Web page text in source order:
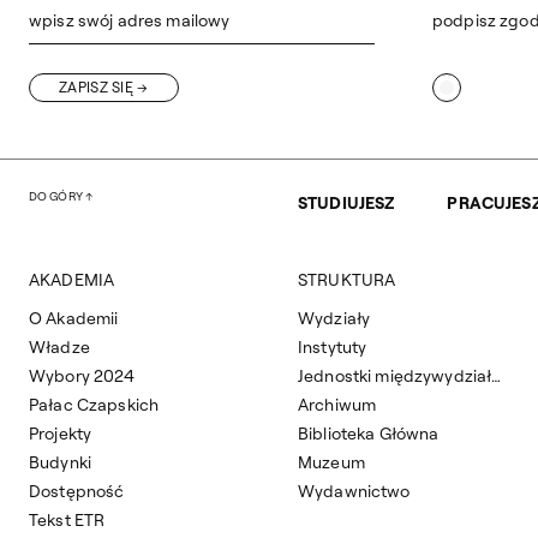
wpisz swój adres mailowy podpisz
ZAPISZ SIĘ
DO GÓRY STUDIUJESZ
AKADEMIA
O Akademii
Władze
Wybory 2024
Pałac Czapskich
Projekty
Budynki
Dostępność
Tekst ETR
STRUKTURA
Wydziały
Instytuty
Jednostki międzywydziałowe
Archiwum
Biblioteka Główna
Muzeum
Wydawnictwo